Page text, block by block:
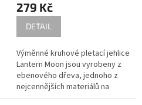
279 Kč
DETAIL
Výměnné kruhové pletací jehlice
Lantern Moon jsou vyrobeny z
ebenového dřeva, jednoho z
nejcennějších materiálů na
světě. Povrchová úprava jehlic z